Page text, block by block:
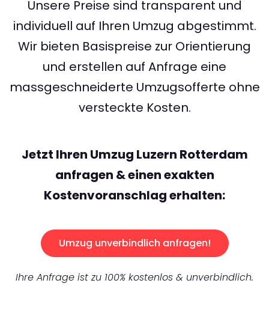
Unsere Preise sind transparent und
individuell auf Ihren Umzug abgestimmt.
Wir bieten Basispreise zur Orientierung
und erstellen auf Anfrage eine
massgeschneiderte Umzugsofferte ohne
versteckte Kosten.
Jetzt Ihren Umzug Luzern Rotterdam
anfragen & einen exakten
Kostenvoranschlag erhalten:
Umzug unverbindlich anfragen!
Ihre Anfrage ist zu 100% kostenlos & unverbindlich.